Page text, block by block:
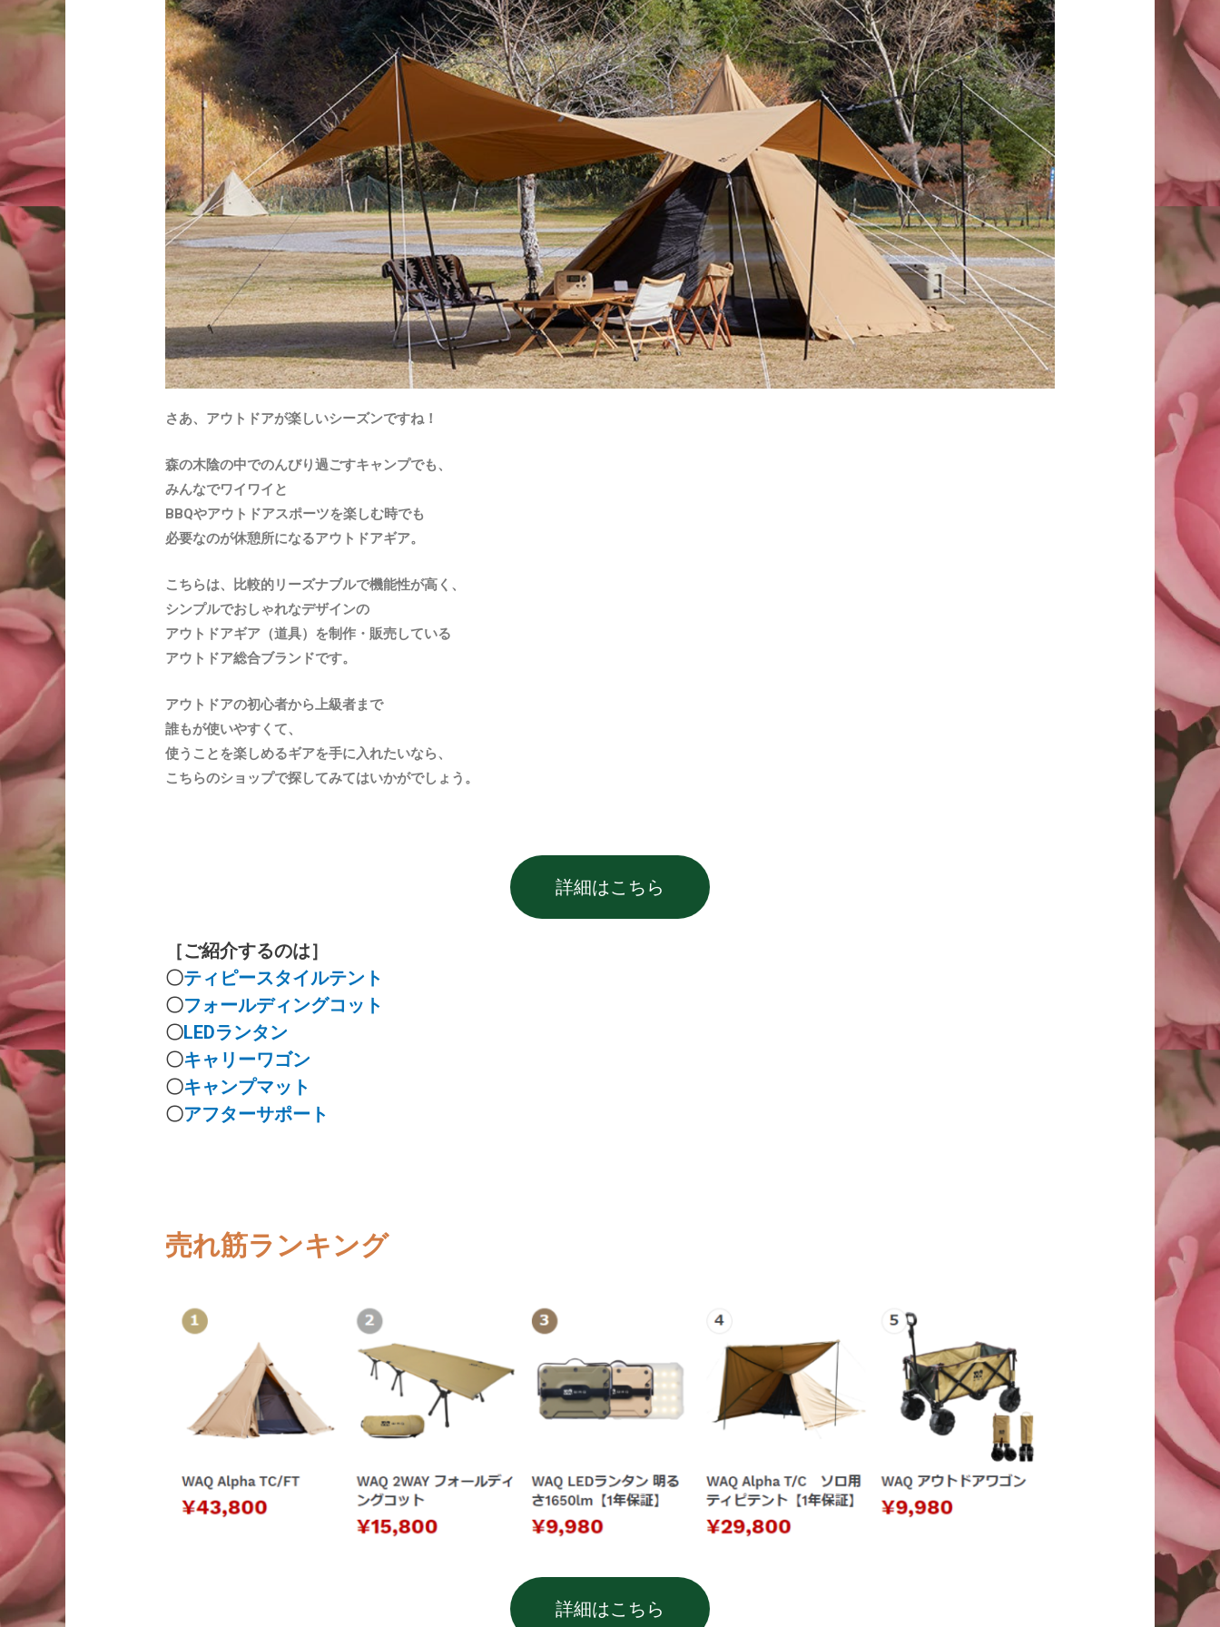
さあ、アウトドアが楽しいシーズンですね！
森の木陰の中でのんびり過ごすキャンプでも、
みんなでワイワイと
BBQやアウトドアスポーツを楽しむ時でも
必要なのが休憩所になるアウトドアギア。
こちらは、比較的リーズナブルで機能性が高く、
シンプルでおしゃれなデザインの
アウトドアギア（道具）を制作・販売している
アウトドア総合ブランドです。
アウトドアの初心者から上級者まで
誰もが使いやすくて、
使うことを楽しめるギアを手に入れたいなら、
こちらのショップで探してみてはいかがでしょう。
詳細はこちら
［ご紹介するのは］
〇ティピースタイルテント
〇フォールディングコット
〇LEDランタン
〇キャリーワゴン
〇キャンプマット
〇アフターサポート
売れ筋ランキング
詳細はこちら